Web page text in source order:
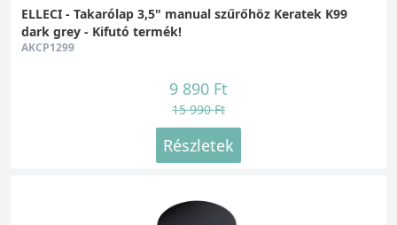
ELLECI - Takarólap 3,5" manual szűrőhöz Keratek K99
dark grey - Kifutó termék!
AKCP1299
9 890 Ft
15 990 Ft
Részletek